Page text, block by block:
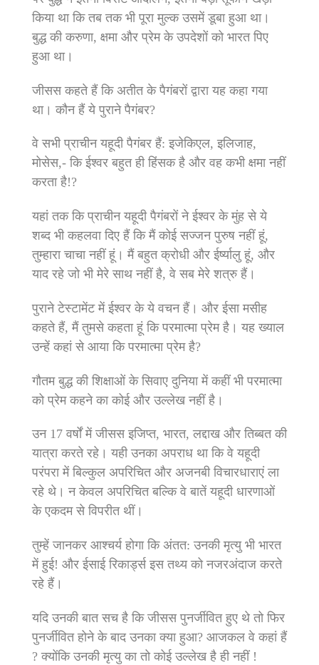
किया था कि तब तक भी पूरा मुल्‍क उसमें डूबा हुआ था।
बुद्ध की करुणा, क्षमा और प्रेम के उपदेशों को भारत पिए
हुआ था।
जीसस कहते हैं कि अतीत के पैगंबरों द्वारा यह कहा गया
था। कौन हैं ये पुराने पैगंबर?
वे सभी प्राचीन यहूदी पैगंबर हैं: इजेकिएल, इलिजाह,
मोसेस,- कि ईश्‍वर बहुत ही हिंसक है और वह कभी क्षमा नहीं
करता है!?
यहां तक कि प्राचीन यहूदी पैगंबरों ने ईश्‍वर के मुंह से ये
शब्‍द भी कहलवा दिए हैं कि मैं कोई सज्‍जन पुरुष नहीं हूं,
तुम्‍हारा चाचा नहीं हूं। मैं बहुत क्रोधी और ईर्ष्‍यालु हूं, और
याद रहे जो भी मेरे साथ नहीं है, वे सब मेरे शत्रु हैं।
पुराने टेस्‍टामेंट में ईश्‍वर के ये वचन हैं। और ईसा मसीह
कहते हैं, मैं तुमसे कहता हूं कि परमात्‍मा प्रेम है। यह ख्‍याल
उन्‍हें कहां से आया कि परमात्‍मा प्रेम है?
गौतम बुद्ध की शिक्षाओं के सिवाए दुनिया में कहीं भी परमात्‍मा
को प्रेम कहने का कोई और उल्‍लेख नहीं है।
उन 17 वर्षों में जीसस इजिप्‍त, भारत, लद्दाख और तिब्‍बत की
यात्रा करते रहे। यही उनका अपराध था कि वे यहूदी
परंपरा में बिल्‍कुल अपरिचित और अजनबी विचारधाराएं ला
रहे थे। न केवल अपरिचित बल्कि वे बातें यहूदी धारणाओं
के एकदम से विपरीत थीं।
तुम्‍हें जानकर आश्‍चर्य होगा कि अंतत: उनकी मृत्‍यु भी भारत
में हुई! और ईसाई रिकार्ड्स इस तथ्‍य को नजरअंदाज करते
रहे हैं।
यदि उनकी बात सच है कि जीसस पुनर्जीवित हुए थे तो फिर
पुनर्जीवित होने के बाद उनका क्‍या हुआ? आजकल वे कहां हैं
? क्‍योंकि उनकी मृत्‍यु का तो कोई उल्‍लेख है ही नहीं !